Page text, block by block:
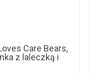
Care Bears,
z laleczką i